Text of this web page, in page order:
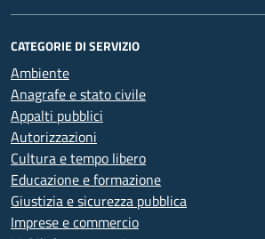
CATEGORIE DI SERVIZIO
Ambiente
Anagrafe e stato civile
Appalti pubblici
Autorizzazioni
Cultura e tempo libero
Educazione e formazione
Giustizia e sicurezza pubblica
Imprese e commercio